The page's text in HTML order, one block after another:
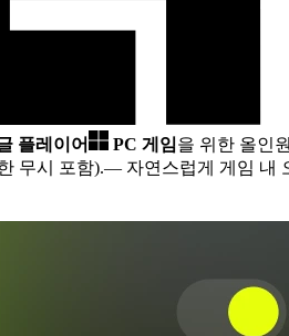
플레이어 PC 게임을 위한 올인
무시 포함).— 자연스럽게 게임 내